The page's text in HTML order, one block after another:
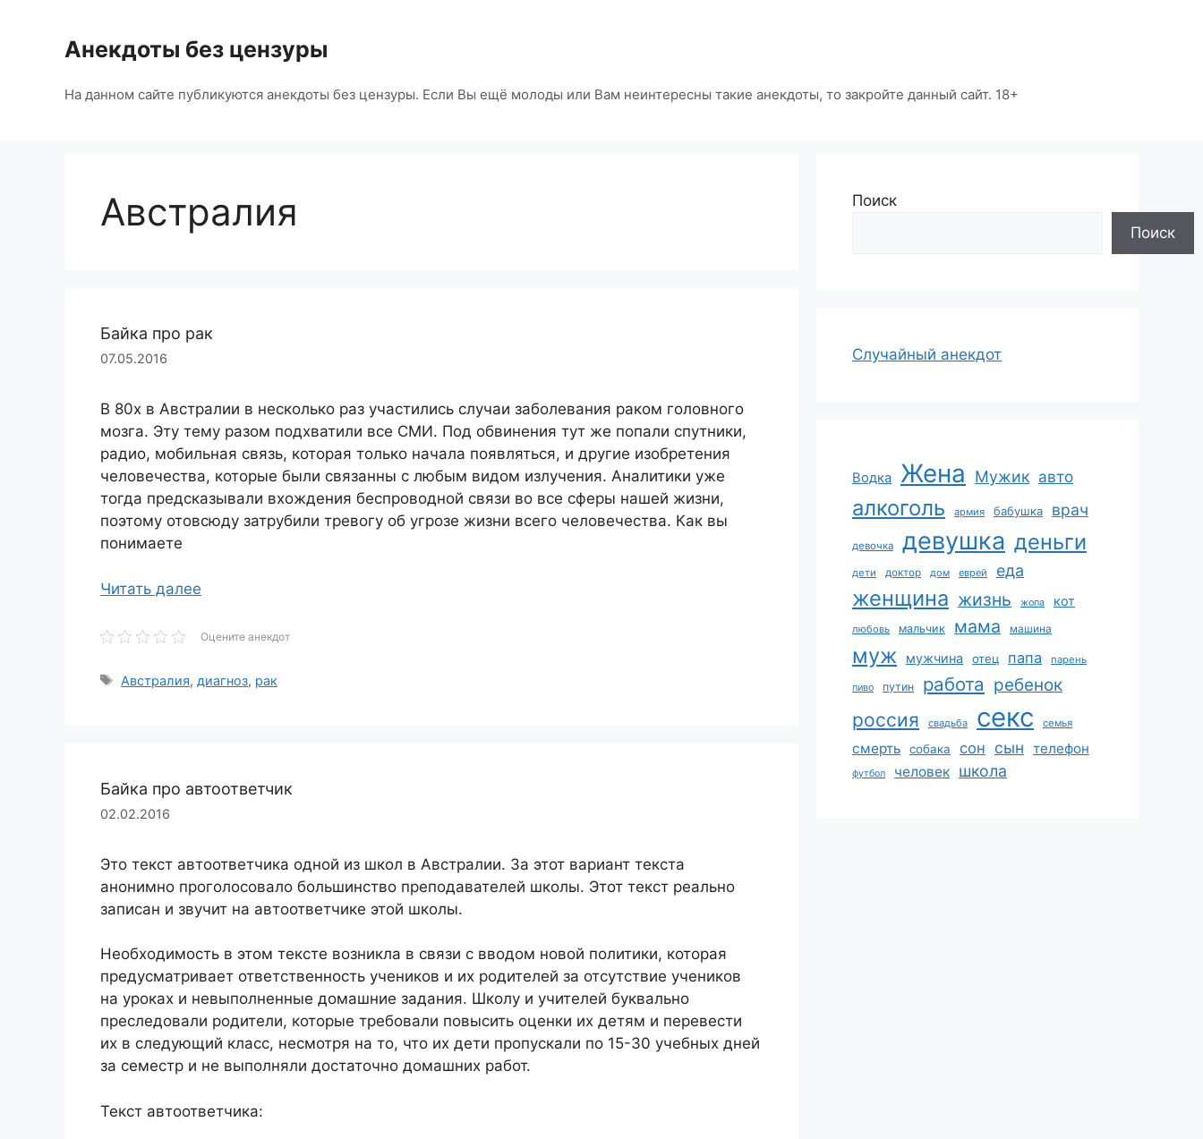
содержимомуАнекдоты без цензуры
На данном сайте публикуются анекдоты без цензуры. Если Вы ещё молоды или Вам неинтересны такие анекдоты, то закройте данный сайт. 18+
Австралия
Байка про рак
07.05.2016
В 80х в Австралии в несколько раз участились случаи заболевания раком головного
мозга. Эту тему разом подхватили все СМИ. Под обвинения тут же попали спутники,
радио, мобильная связь, которая только начала появляться, и другие изобретения
человечества, которые были связанны с любым видом излучения. Аналитики уже
тогда предсказывали вхождения беспроводной связи во все сферы нашей жизни,
поэтому отовсюду затрубили тревогу об угрозе жизни всего человечества. Как вы
понимаете
Читать далее
Оцените анекдот
Метки
Австралия, диагноз, рак
Байка про автоответчик
02.02.2016
Это текст автоответчика одной из школ в Австралии. За этот вариант текста
анонимно проголосовало большинство преподавателей школы. Этот текст реально
записан и звучит на автоответчике этой школы.
Необходимость в этом тексте возникла в связи с вводом новой политики, которая
предусматривает ответственность учеников и их родителей за отсутствие учеников
на уроках и невыполненные домашние задания. Школу и учителей буквально
преследовали родители, которые требовали повысить оценки их детям и перевести
их в следующий класс, несмотря на то, что их дети пропускали по 15-30 учебных дней
за семестр и не выполняли достаточно домашних работ.
Текст автоответчика:
Поиск
Поиск
Случайный анекдот
Водка Жена Мужик авто
алкоголь армия бабушка врач
девочка девушка деньги
дети доктор дом еврей еда
женщина жизнь жопа кот
любовь мальчик мама машина
муж мужчина отец папа парень
пиво путин работа ребенок
россия свадьба секс семья
смерть собака сон сын телефон
футбол человек школа